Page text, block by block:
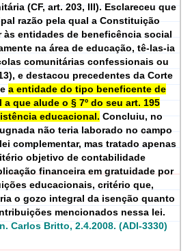
(CF, art. 203, III). Esclareceu que
razão pela qual a Constituição
às entidades de beneficência social
na área de educação, tê-las-ia
comunitárias confessionais ou
e destacou precedentes da Corte
a entidade do tipo beneficente de
que alude o § 7º do seu art. 195
educacional. Concluiu, no
não teria laborado no campo
complementar, mas tratado apenas
objetivo de contabilidade
financeira em gratuidade por
educacionais, critério que,
o gozo integral da isenção quanto
mencionados nessa lei.
Carlos Britto, 2.4.2008. (ADI-3330)